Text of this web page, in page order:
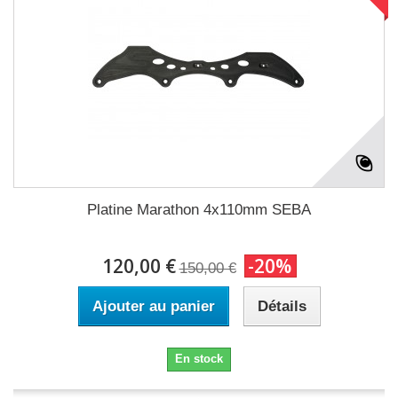
Platine Marathon 4x110mm SEBA
120,00 € 150,00 € -20%
Ajouter au panier Détails
En stock